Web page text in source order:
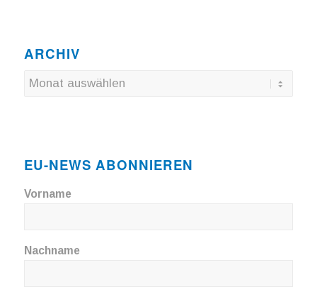
ARCHIV
EU-NEWS ABONNIEREN
Vorname
Nachname